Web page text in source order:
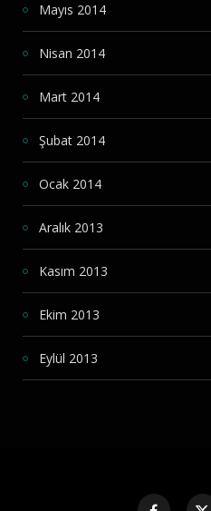
Mayıs 2014
Nisan 2014
Mart 2014
Şubat 2014
Ocak 2014
Aralık 2013
Kasım 2013
Ekim 2013
Eylül 2013